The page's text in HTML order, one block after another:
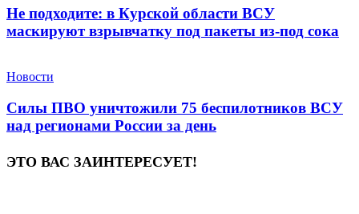
Не подходите: в Курской области ВСУ
маскируют взрывчатку под пакеты из-под сока
Новости
Силы ПВО уничтожили 75 беспилотников ВСУ
над регионами России за день
ЭТО ВАС ЗАИНТЕРЕСУЕТ!